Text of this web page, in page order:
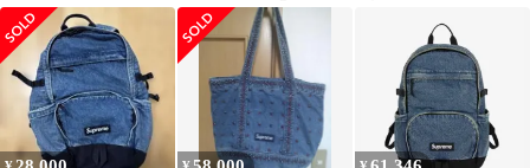
ム バックパック イン
ディゴ
B.B.サイモン デニムト
ートバッグ ブラック